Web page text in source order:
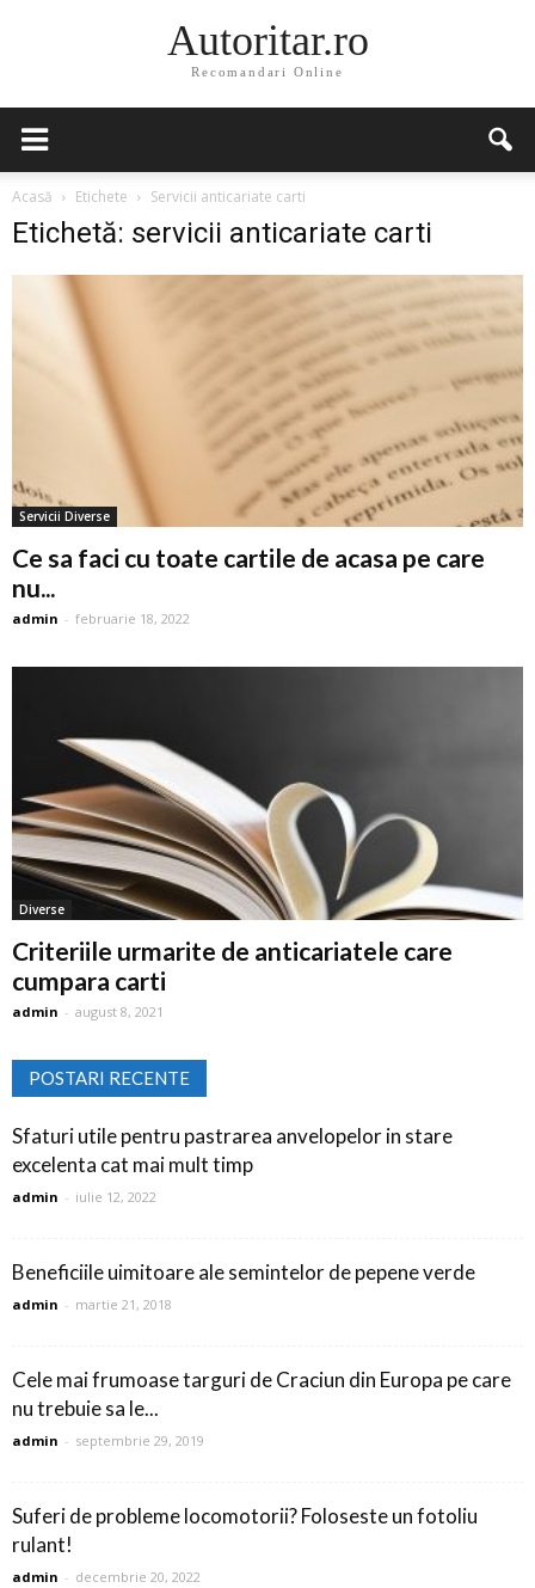
Autoritar.ro
Recomandari Online
Acasă Etichete Servicii anticariate carti
Etichetă: servicii anticariate carti
Servicii Diverse
Ce sa faci cu toate cartile de acasa pe care
nu...
admin - februarie 18, 2022
Diverse
Criteriile urmarite de anticariatele care
cumpara carti
admin - august 8, 2021
POSTARI RECENTE
Sfaturi utile pentru pastrarea anvelopelor in stare
excelenta cat mai mult timp
admin - iulie 12, 2022
Beneficiile uimitoare ale semintelor de pepene verde
admin - martie 21, 2018
Cele mai frumoase targuri de Craciun din Europa pe care
nu trebuie sa le...
admin - septembrie 29, 2019
Suferi de probleme locomotorii? Foloseste un fotoliu
rulant!
admin - decembrie 20, 2022